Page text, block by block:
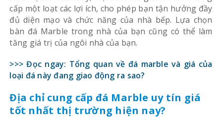
cấp một loạt các lợi ích, cho phép bạn tận hưởng đầy
đủ diện mạo và chức năng của nhà bếp. Lựa chọn
bàn đá Marble trong nhà của bạn cũng có thể làm
tăng giá trị của ngôi nhà của bạn.
>>> Đọc ngay: Tổng quan về đá marble và giá của
loại đá này đang giao động ra sao?
Địa chỉ cung cấp đá Marble uy tín giá
tốt nhất thị trường hiện nay?